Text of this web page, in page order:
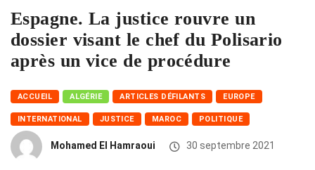
Espagne. La justice rouvre un
dossier visant le chef du Polisario
après un vice de procédure
ACCUEIL ALGÉRIE ARTICLES DÉFILANTS EUROPE
INTERNATIONAL JUSTICE MAROC POLITIQUE
Mohamed El Hamraoui 30 septembre 2021